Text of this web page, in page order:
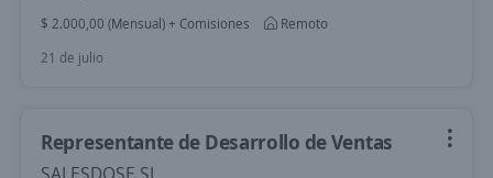
$ 2.000,00 (Mensual) + Comisiones
Remoto
21 de julio
Representante de Desarrollo de Ventas